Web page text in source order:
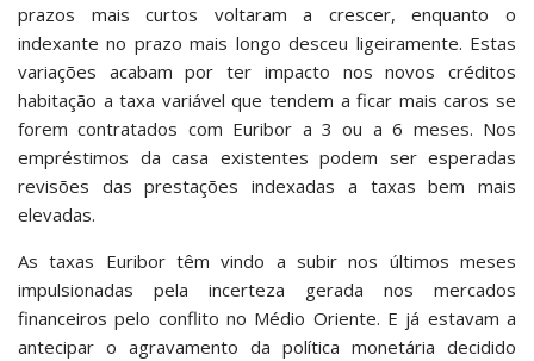
prazos mais curtos voltaram a crescer, enquanto o
indexante no prazo mais longo desceu ligeiramente. Estas
variações acabam por ter impacto nos novos créditos
habitação a taxa variável que tendem a ficar mais caros se
forem contratados com Euribor a 3 ou a 6 meses. Nos
empréstimos da casa existentes podem ser esperadas
revisões das prestações indexadas a taxas bem mais
elevadas.
As taxas Euribor têm vindo a subir nos últimos meses
impulsionadas pela incerteza gerada nos mercados
financeiros pelo conflito no Médio Oriente. E já estavam a
antecipar o agravamento da política monetária decidido